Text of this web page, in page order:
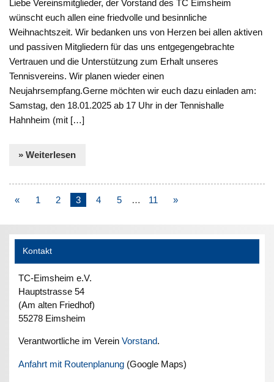
Liebe Vereinsmitglieder, der Vorstand des TC Eimsheim
wünscht euch allen eine friedvolle und besinnliche
Weihnachtszeit. Wir bedanken uns von Herzen bei allen aktiven
und passiven Mitgliedern für das uns entgegengebrachte
Vertrauen und die Unterstützung zum Erhalt unseres
Tennisvereins. Wir planen wieder einen
Neujahrsempfang.Gerne möchten wir euch dazu einladen am:
Samstag, den 18.01.2025 ab 17 Uhr in der Tennishalle
Hahnheim (mit […]
» Weiterlesen
« 1 2 3 4 5 … 11 »
Kontakt
TC-Eimsheim e.V.
Hauptstrasse 54
(Am alten Friedhof)
55278 Eimsheim
Verantwortliche im VereinVorstand.
Anfahrt mit Routenplanung (Google Maps)